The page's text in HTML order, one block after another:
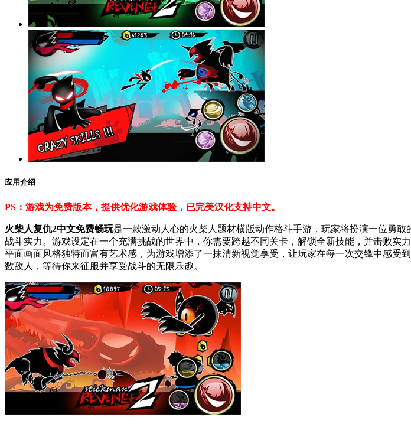
应用介绍
PS：游戏为免费版本，提供优化游戏体验，已完美汉化支持中文。
火柴人复仇2中文免费畅玩是一款激动人心的火柴人题材横版动作格斗手游，玩家将扮演一位勇
战斗实力。游戏设定在一个充满挑战的世界中，你需要跨越不同关卡，解锁全新技能，并击败
平面画面风格独特而富有艺术感，为游戏增添了一抹清新视觉享受，让玩家在每一次交锋中感
数敌人，等待你来征服并享受战斗的无限乐趣。